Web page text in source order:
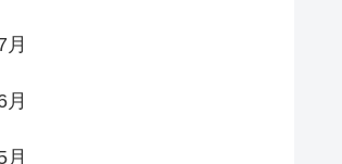
月
月
月